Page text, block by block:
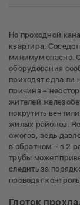
Но проходной
квартира.
минимум опасно.
оборудования
приходят едва ли
причина –
жителей
покрутить
жилых районов.
ожогов, ведь
в обратном – в 2
трубы может
следить за
проводят
Глоток